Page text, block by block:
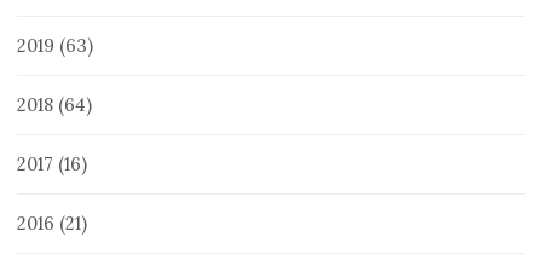
2019 (63)
2018 (64)
2017 (16)
2016 (21)